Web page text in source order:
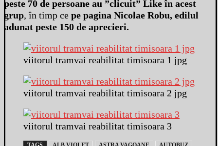
peste 70 de persoane au ”clicuit” Like în acest
grup, în timp ce pe pagina Nicolae Robu, edilul
adunat peste 150 de aprecieri.
viitorul tramvai reabilitat timisoara 1 jpg
viitorul tramvai reabilitat timisoara 2 jpg
viitorul tramvai reabilitat timisoara 3